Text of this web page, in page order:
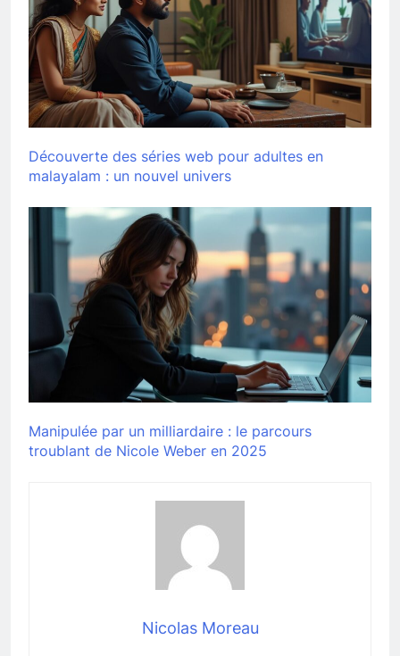
Découverte des séries web pour adultes en
malayalam : un nouvel univers
Manipulée par un milliardaire : le parcours
troublant de Nicole Weber en 2025
Nicolas Moreau